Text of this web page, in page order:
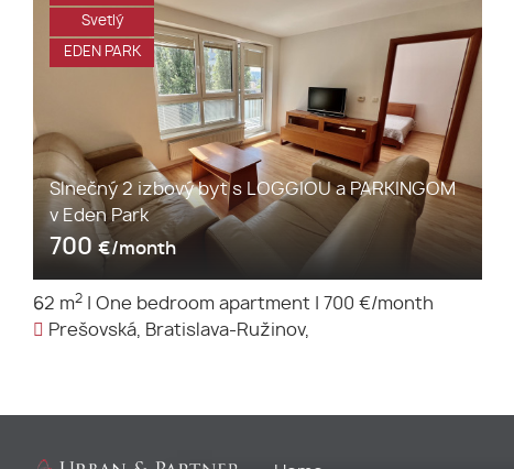
Svetlý
EDEN PARK
Slnečný 2 izbový byt s LOGGIOU a PARKINGOM
v Eden Park
700 €/month
62 m2 One bedroom apartment
700 €/month
Prešovská, Bratislava-Ružinov,